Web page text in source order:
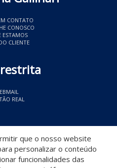
CONTATO
CONOSCO
ESTAMOS
CLIENTE
REAL
que o nosso website
personalizar o conteúdo
funcionalidades das